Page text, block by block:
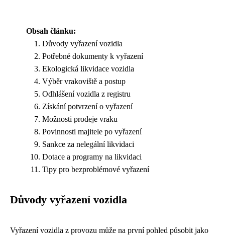
Obsah článku:
Důvody vyřazení vozidla
Potřebné dokumenty k vyřazení
Ekologická likvidace vozidla
Výběr vrakoviště a postup
Odhlášení vozidla z registru
Získání potvrzení o vyřazení
Možnosti prodeje vraku
Povinnosti majitele po vyřazení
Sankce za nelegální likvidaci
Dotace a programy na likvidaci
Tipy pro bezproblémové vyřazení
Důvody vyřazení vozidla
Vyřazení vozidla z provozu může na první pohled působit jako